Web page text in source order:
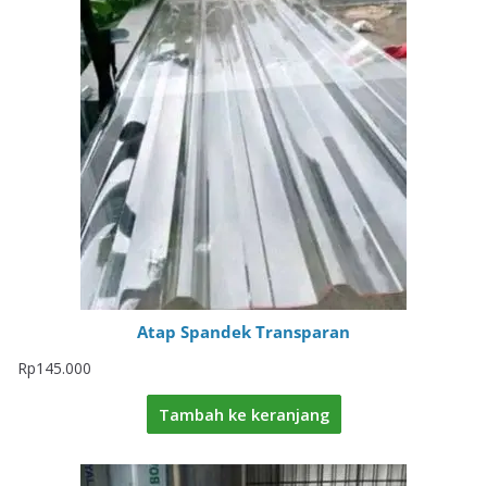
Atap Spandek Transparan
Rp145.000
Tambah ke keranjang